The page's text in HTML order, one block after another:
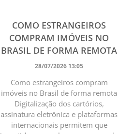
COMO ESTRANGEIROS
COMPRAM IMÓVEIS NO
BRASIL DE FORMA REMOTA
28/07/2026 13:05
Como estrangeiros compram
imóveis no Brasil de forma remota
Digitalização dos cartórios,
assinatura eletrônica e plataformas
internacionais permitem que